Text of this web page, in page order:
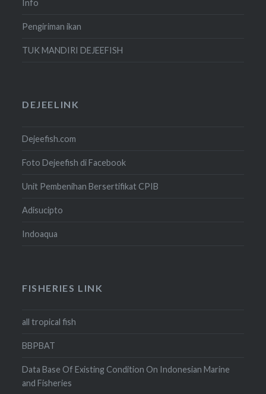
Info
Pengiriman ikan
TUK MANDIRI DEJEEFISH
DEJEELINK
Dejeefish.com
Foto Dejeefish di Facebook
Unit Pembenihan Bersertifikat CPIB
Adisucipto
Indoaqua
FISHERIES LINK
all tropical fish
BBPBAT
Data Base Of Existing Condition On Indonesian Marine
and Fisheries